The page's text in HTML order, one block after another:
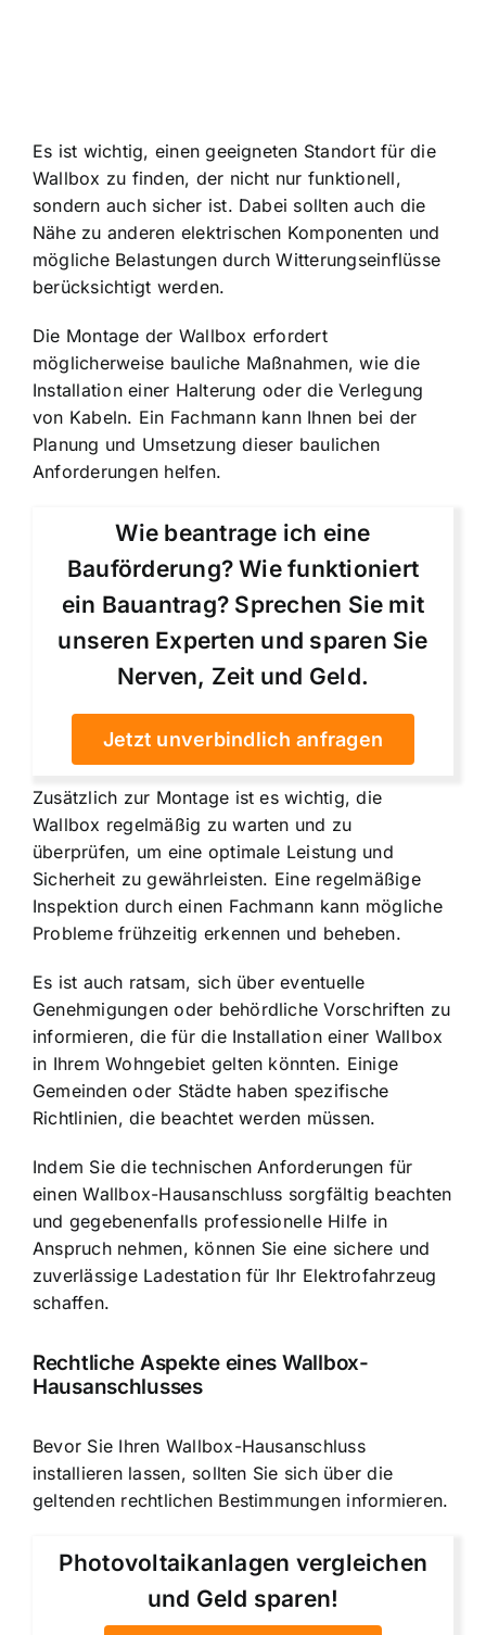
Es ist wichtig, einen geeigneten Standort für die
Wallbox zu finden, der nicht nur funktionell,
sondern auch sicher ist. Dabei sollten auch die
Nähe zu anderen elektrischen Komponenten und
mögliche Belastungen durch Witterungseinflüsse
berücksichtigt werden.
Die Montage der Wallbox erfordert
möglicherweise bauliche Maßnahmen, wie die
Installation einer Halterung oder die Verlegung
von Kabeln. Ein Fachmann kann Ihnen bei der
Planung und Umsetzung dieser baulichen
Anforderungen helfen.
Wie beantrage ich eine
Bauförderung? Wie funktioniert
ein Bauantrag? Sprechen Sie mit
unseren Experten und sparen Sie
Nerven, Zeit und Geld.
Jetzt unverbindlich anfragen
Zusätzlich zur Montage ist es wichtig, die
Wallbox regelmäßig zu warten und zu
überprüfen, um eine optimale Leistung und
Sicherheit zu gewährleisten. Eine regelmäßige
Inspektion durch einen Fachmann kann mögliche
Probleme frühzeitig erkennen und beheben.
Es ist auch ratsam, sich über eventuelle
Genehmigungen oder behördliche Vorschriften zu
informieren, die für die Installation einer Wallbox
in Ihrem Wohngebiet gelten könnten. Einige
Gemeinden oder Städte haben spezifische
Richtlinien, die beachtet werden müssen.
Indem Sie die technischen Anforderungen für
einen Wallbox-Hausanschluss sorgfältig beachten
und gegebenenfalls professionelle Hilfe in
Anspruch nehmen, können Sie eine sichere und
zuverlässige Ladestation für Ihr Elektrofahrzeug
schaffen.
Rechtliche Aspekte eines Wallbox-
Hausanschlusses
Bevor Sie Ihren Wallbox-Hausanschluss
installieren lassen, sollten Sie sich über die
geltenden rechtlichen Bestimmungen informieren.
Photovoltaikanlagen vergleichen
und Geld sparen!